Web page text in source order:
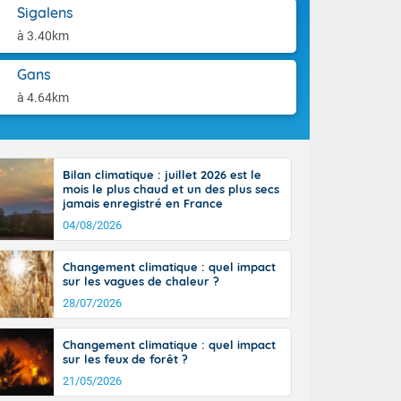
Sigalens
à 3.40km
Gans
à 4.64km
l'Occitanie
puis
Midi-
nord du
Les
totalité du
Bilan climatique : juillet 2026 est le
mois le plus chaud et un des plus secs
jamais enregistré en France
04/08/2026
Changement climatique : quel impact
sur les vagues de chaleur ?
28/07/2026
Changement climatique : quel impact
sur les feux de forêt ?
21/05/2026